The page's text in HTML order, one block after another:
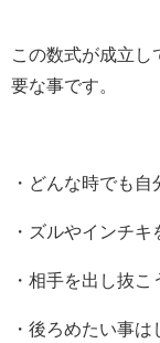
この数式が成立し
要な事です。
・どんな時でも自
・ズルやインチキ
・相手を出し抜こ
・後ろめたい事は